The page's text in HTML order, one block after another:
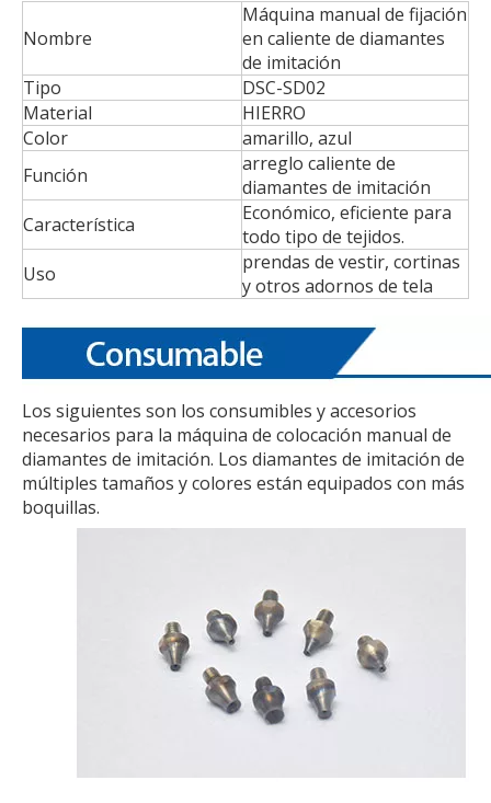
Nombre
Máquina manual de fijación
en caliente de diamantes
de imitación
Tipo
DSC-SD02
Material
HIERRO
Color
amarillo, azul
Función
arreglo caliente de
diamantes de imitación
Característica
Económico, eficiente para
todo tipo de tejidos.
Uso
prendas de vestir, cortinas
y otros adornos de tela
Los siguientes son los consumibles y accesorios
necesarios para la máquina de colocación manual de
diamantes de imitación. Los diamantes de imitación de
múltiples tamaños y colores están equipados con más
boquillas.